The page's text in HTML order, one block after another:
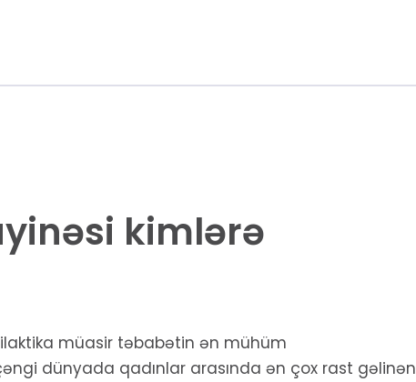
kimlərə
müasir təbabətin ən mühüm
dünyada qadınlar arasında ən çox rast gəlinən